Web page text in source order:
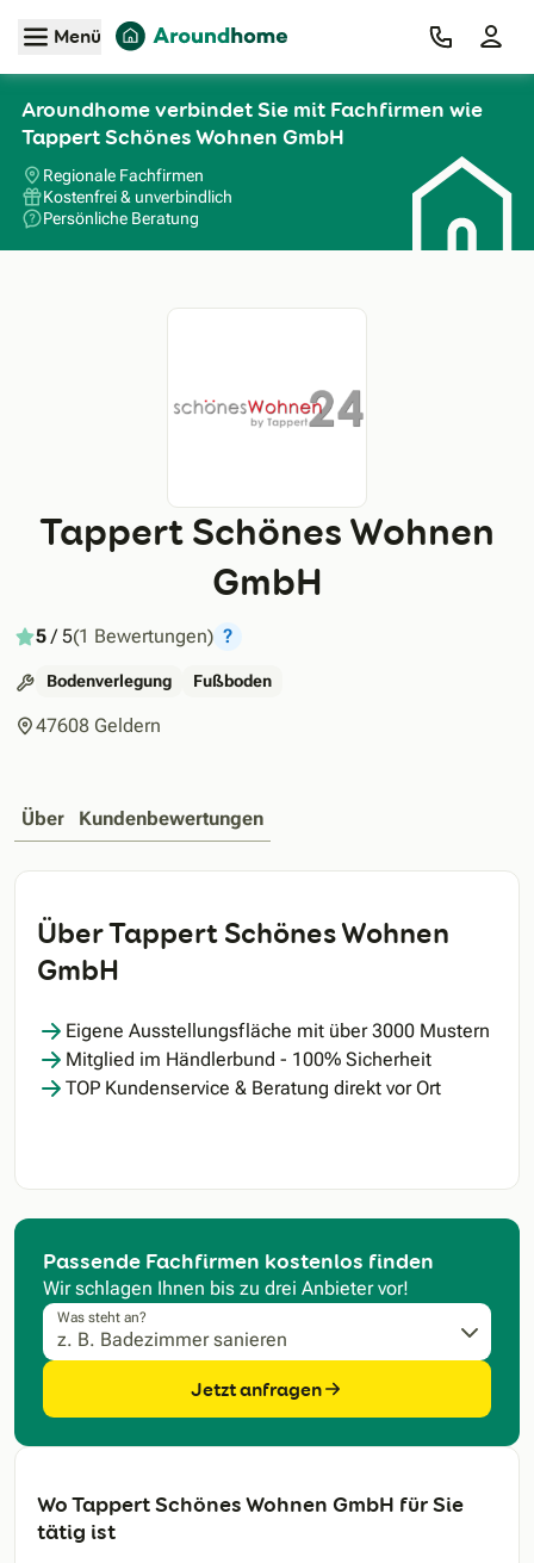
Zum Hauptinhalt
Menü
Aroundhome verbindet Sie mit Fachfirmen wie
Tappert Schönes Wohnen GmbH
Regionale Fachfirmen
Kostenfrei & unverbindlich
Persönliche Beratung
Tappert Schönes Wohnen
GmbH
5/ 5(1 Bewertungen) ?
Bodenverlegung Fußboden
47608 Geldern
Über Kundenbewertungen
Über Tappert Schönes Wohnen
GmbH
Eigene Ausstellungsfläche mit über 3000 Mustern
Mitglied im Händlerbund - 100% Sicherheit
TOP Kundenservice & Beratung direkt vor Ort
Passende Fachfirmen kostenlos finden
Wir schlagen Ihnen bis zu drei Anbieter vor!
Was steht an?
Jetzt anfragen
Wo Tappert Schönes Wohnen GmbH für Sie
tätig ist